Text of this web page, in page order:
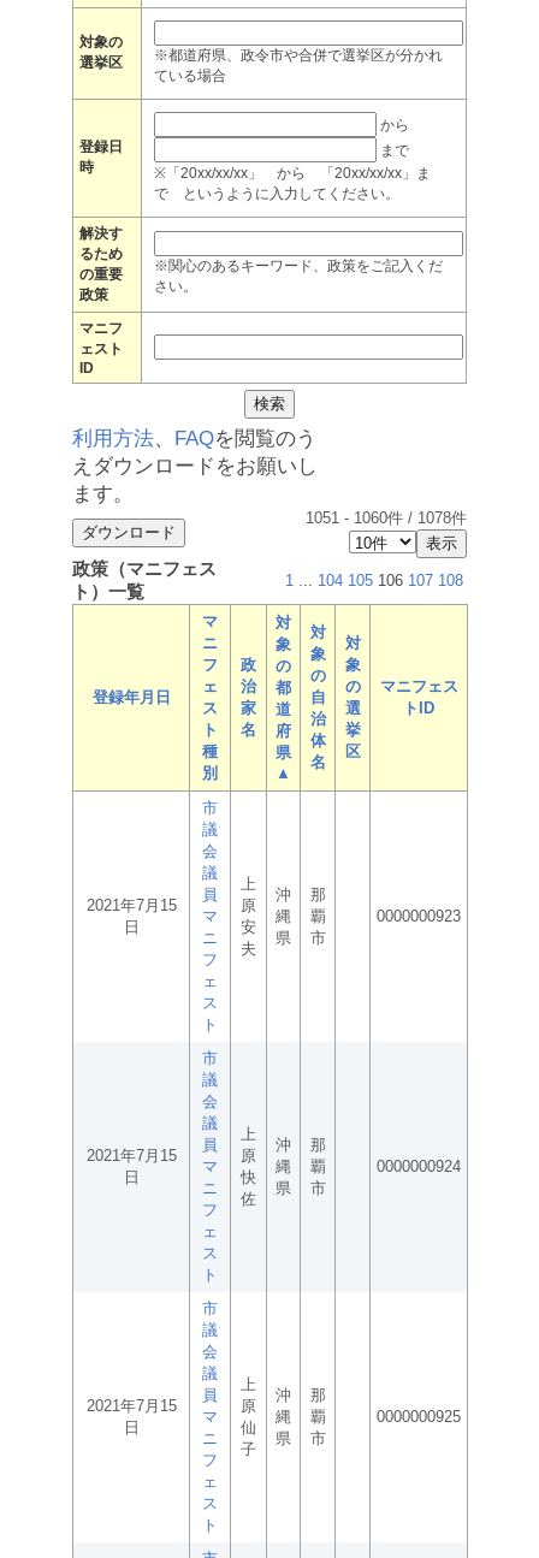
対象の
選挙区
※都道府県、政令市や合併で選挙区が分かれ
ている場合
登録日
時
から
まで
※「20xx/xx/xx」 から 「20xx/xx/xx」ま
で というように入力してください。
解決す
るため
の重要
政策
※関心のあるキーワード、政策をご記入くだ
さい。
マニフ
ェスト
ID
利用方法、 FAQを閲覧のう
えダウンロードをお願いし
ます。
1051 - 1060件 / 1078件
政策（マニフェス
ト）一覧
1 ... 104 105 106 107 108
登録年月日
マ
ニ
フ
ェ
ス
ト
種
別
政
治
家
名
対
象
の
都
道
府
県
▲
対
象
の
自
治
体
名
対
象
の
選
挙
区
マニフェス
トID
2021年7月15
日
市
議
会
議
員
マ
ニ
フ
ェ
ス
ト
上
原
安
夫
沖
縄
県
那
覇
市
0000000923
2021年7月15
日
市
議
会
議
員
マ
ニ
フ
ェ
ス
ト
上
原
快
佐
沖
縄
県
那
覇
市
0000000924
2021年7月15
日
市
議
会
議
員
マ
ニ
フ
ェ
ス
ト
上
原
仙
子
沖
縄
県
那
覇
市
0000000925